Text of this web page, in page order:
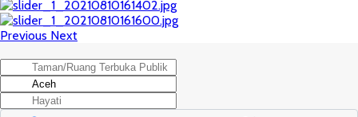
Previous Next